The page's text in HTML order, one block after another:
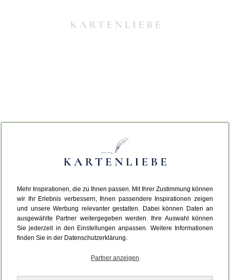
Mehr Inspirationen, die zu Ihnen passen. Mit Ihrer Zustimmung können
wir Ihr Erlebnis verbessern, Ihnen passendere Inspirationen zeigen
und unsere Werbung relevanter gestalten. Dabei können Daten an
ausgewählte Partner weitergegeben werden. Ihre Auswahl können
Sie jederzeit in den Einstellungen anpassen. Weitere Informationen
finden Sie in der Datenschutzerklärung.
Partner anzeigen
Da ist etwas schiefgelaufen.
Leider ist ein technischer Fehler aufgetreten.
Bitte laden Sie die Seite neu.